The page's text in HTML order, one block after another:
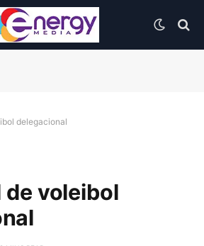
delegacional
de voleibol